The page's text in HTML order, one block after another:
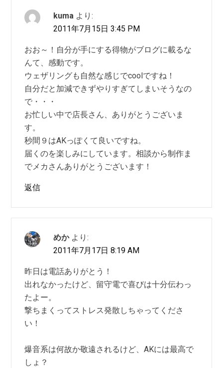
kuma より:
2011年7月15日 3:45 PM
おお～！自分が手にする得物がブログに載るな
んて、感動です。
ウェザリングも自然な感じでcoolですね！
自分だと加減できずやりすぎてしまいそうなの
で・・・
お忙しい中で店長さん、ありがとうございま
す。
秒間９はAKっぽくて良いですね。
届くのを楽しみにしています。相談から制作ま
でメカさんありがとうございます！
返信
めか より:
2011年7月17日 8:19 AM
昨日は電話ありがとう！
出れなかったけど、留守電で喜びは十分伝わっ
たよー。
撃ちまくってストレス発散しちゃってくださ
い！
爆音系は何故か敬遠されるけど、AKには最高で
しょ？